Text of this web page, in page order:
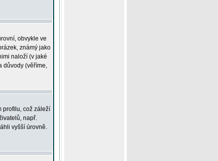
obvykle ve
známý jako
naloží (v jaké
důvody (věříme,
profilu, což záleží
např.
vyšší úrovně.